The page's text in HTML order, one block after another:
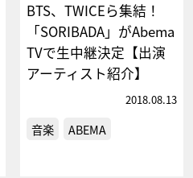
BTS、TWICEら集結！
「SORIBADA」がAbema
TVで生中継決定【出演
アーティスト紹介】
2018.08.13
音楽 ABEMA